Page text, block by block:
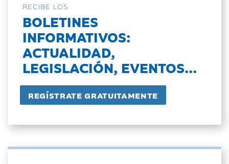
RECIBE LOS
BOLETINES
INFORMATIVOS:
ACTUALIDAD,
LEGISLACIÓN, EVENTOS...